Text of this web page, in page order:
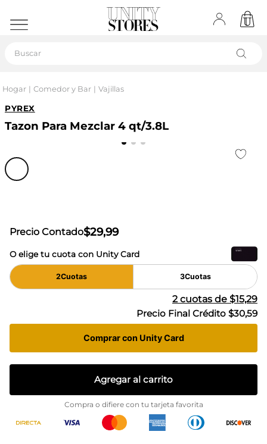
Hogar Comedor y Bar Vajillas
PYREX
Tazon Para Mezclar 4 qt/3.8L
Precio Contado$29,99
O elige tu cuota con Unity Card
2Cuotas 3Cuotas
2cuotas de $15,29
Precio Final Crédito $30,59
Comprar con Unity Card
Agregar al carrito
Compra o difiere con tu tarjeta favorita